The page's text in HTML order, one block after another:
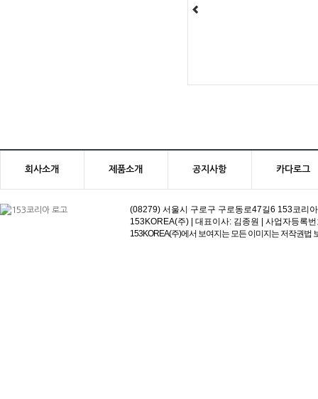
회사소개 제품소개 공지사항 카다로그
(08279) 서울시 구로구 구로동로47길6 153코리
153KOREA(주) | 대표이사: 김종원 | 사업자등록
153KOREA(주)에서 보여지는 모든 이미지는 저작권법